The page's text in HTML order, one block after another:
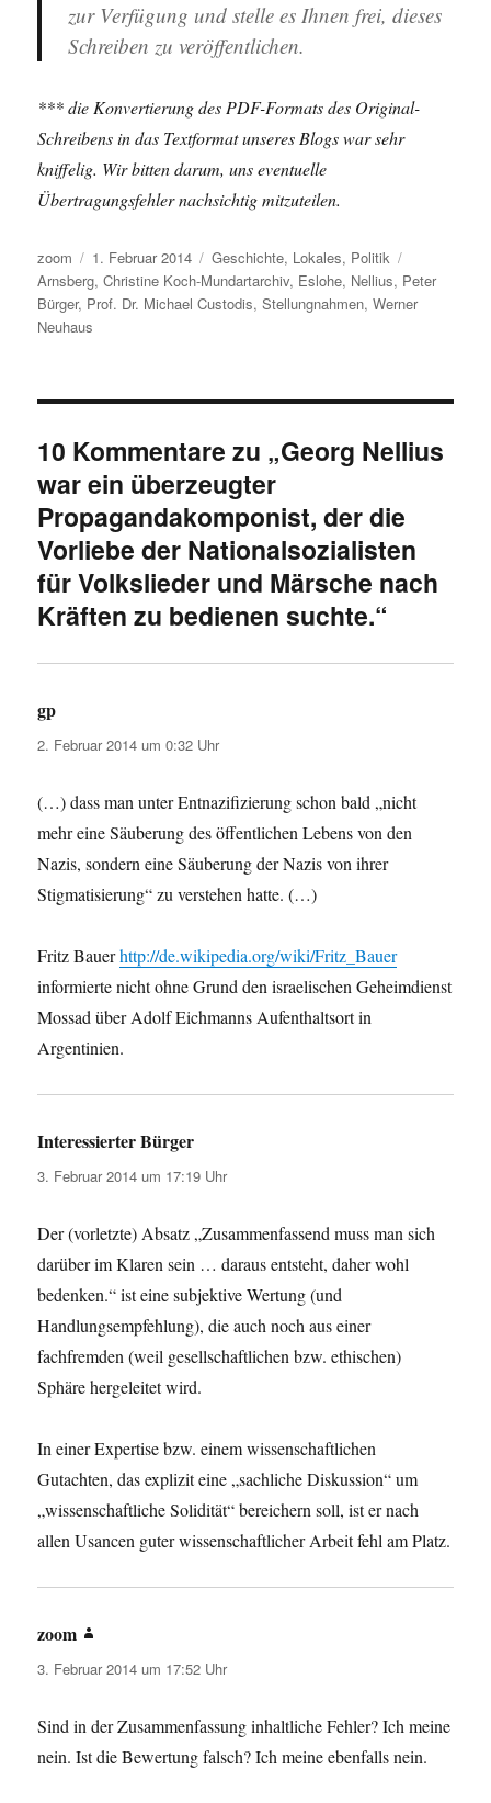
zur Verfügung und stelle es Ihnen frei, dieses
Schreiben zu veröffentlichen.
*** die Konvertierung des PDF-Formats des Original-
Schreibens in das Textformat unseres Blogs war sehr
kniffelig. Wir bitten darum, uns eventuelle
Übertragungsfehler nachsichtig mitzuteilen.
Autor
zoom
Veröffentlicht
am
1. Februar 2014 Kategorien
Geschichte, Lokales, Politik
Arnsberg,Christine Koch-Mundartarchiv, Eslohe, Nellius, Peter
Bürger, Prof. Dr. Michael Custodis,Stellungnahmen,Werner
Neuhaus
10 Kommentare zu „Georg Nellius
war ein überzeugter
Propagandakomponist, der die
Vorliebe der Nationalsozialisten
für Volkslieder und Märsche nach
Kräften zu bedienen suchte.“
gp
2. Februar 2014 um 0:32 Uhr
(…) dass man unter Entnazifizierung schon bald „nicht
mehr eine Säuberung des öffentlichen Lebens von den
Nazis, sondern eine Säuberung der Nazis von ihrer
Stigmatisierung“ zu verstehen hatte. (…)
Fritz Bauerhttp://de.wikipedia.org/wiki/Fritz_Bauer
informierte nicht ohne Grund den israelischen Geheimdienst
Mossad über Adolf Eichmanns Aufenthaltsort in
Argentinien.
Interessierter Bürger
3. Februar 2014 um 17:19 Uhr
Der (vorletzte) Absatz „Zusammenfassend muss man sich
darüber im Klaren sein … daraus entsteht, daher wohl
bedenken.“ ist eine subjektive Wertung (und
Handlungsempfehlung), die auch noch aus einer
fachfremden (weil gesellschaftlichen bzw. ethischen)
Sphäre hergeleitet wird.
In einer Expertise bzw. einem wissenschaftlichen
Gutachten, das explizit eine „sachliche Diskussion“ um
„wissenschaftliche Solidität“ bereichern soll, ist er nach
allen Usancen guter wissenschaftlicher Arbeit fehl am Platz.
zoom
3. Februar 2014 um 17:52 Uhr
Sind in der Zusammenfassung inhaltliche Fehler? Ich meine
nein. Ist die Bewertung falsch? Ich meine ebenfalls nein.